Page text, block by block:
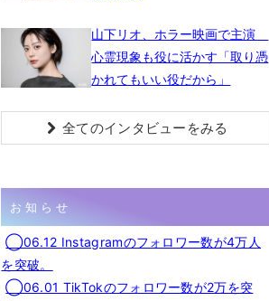
山下リオ、ホラー映画で主演
心霊現象も役に活かす「取り憑
かれてもいい役だから」
全てのインタビューをみる
お知らせ
◯06.12 Instagramのフォロワー数が4万人
を突破。
◯06.01 TikTokのフォロワー数が2万を突